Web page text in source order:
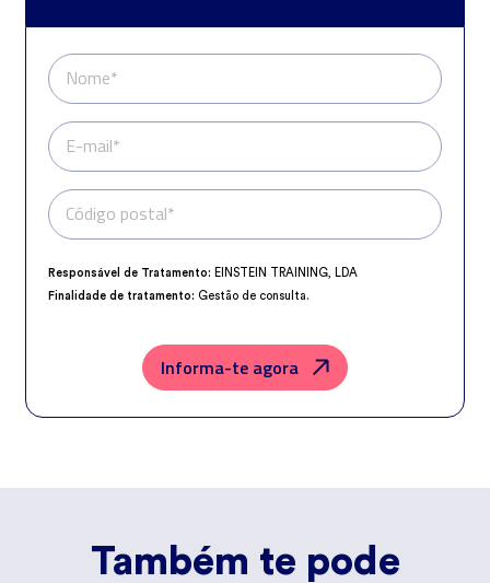
Nome*
E-mail*
Telefone*
Código postal*
Responsável de Tratamento: EINSTEIN TRAINING, LDA
Finalidade de tratamento: Gestão de consulta.
aceder, retificar e excluir os dados, bem como outros direitos,
conforme o explicito naPolítica de Privacidade.
Informa-te agora
Também te pode